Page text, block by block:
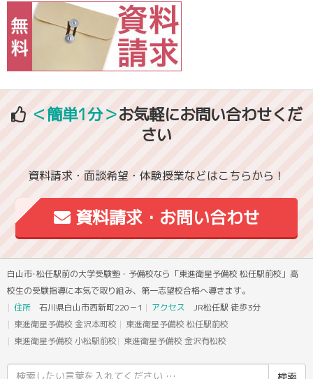
＜簡単1分＞お気軽にお問い合わせくだ
さい
資料請求・面談希望・体験授業などはこちらから！
資料請求・お問い合わせ
白山市･松任駅前の大学受験塾・予備校なら「東進衛星予備校 松任駅前校」高
校生の受験指導に本気で取り組み、第一志望校合格へ導きます。
住所 石川県白山市西新町220－1 アクセス JR松任駅 徒歩3分
東進衛星予備校 金沢本町校
東進衛星予備校 松任駅前校
東進衛星予備校 小松駅前校
東進衛星予備校 金沢有松校